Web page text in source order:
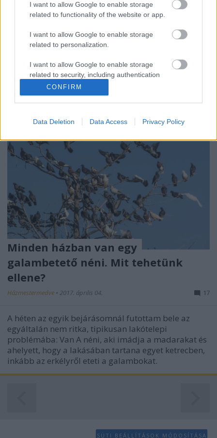
I want to allow Google to enable storage
related to functionality of the website or app.
I want to allow Google to enable storage
related to personalization.
I want to allow Google to enable storage
related to security, including authentication
functionality and fraud prevention, and other
user protection.
CONFIRM
Data Deletion Data Access Privacy Policy
Van az úgy, hogy ha az ember fodrászatot nyit, akkor
csak lenőtt hajú emberekkel találkozik. Na, így
érzem én is, amikor a medvepostaládát ürítem. Ez
menekítik a gyermekeiket és semmi sem működik, ja
és minden házkezelő maga a patás ördög. Most ez…
Minden házban van egy
galambetető néni. Mit tehetünk
ellene?
Házmestermedve • 2017. április 04. 17
A héten az egyik bejárásomnál futottam bele az
egyáltalán nem ritka, tipikusan lakótelepi
problémába: Van A néni, aki imádja a madarakat és
ahelyett, hogy a lakásában tartana egyet ketrecben,
inkább az erkélyről eteti a galambokat.
SÜTI BEÁLLÍTÁSOK MÓDOSÍTÁSA